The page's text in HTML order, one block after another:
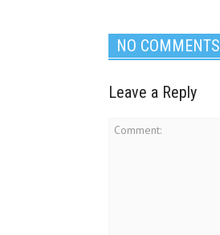
NO COMMENTS
Leave a Reply